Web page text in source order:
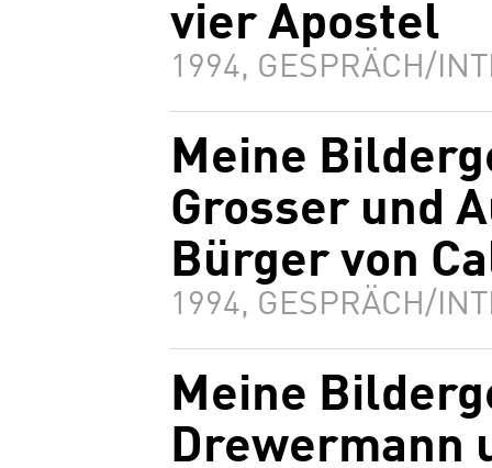
vier Apostel
1994, GESPRÄCH/
Meine
Grosser und
Bürger von
1994, GESPRÄCH/
Meine
Drewermann